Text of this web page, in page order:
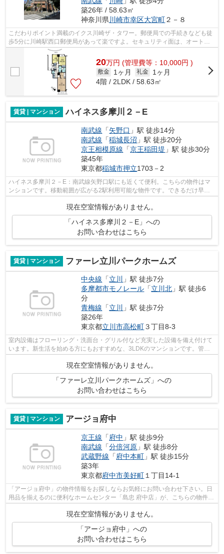
築26年 / 58.63㎡
神奈川県 川崎市幸区大宮町２－８
こだわりポイント満載のイクス川崎ザ・タワー。郵便局での手続きなども徒
歩5分に川崎駅西口郵便局があって楽ですよ。セキュリティ面は、オートロ
ック・TVインターホンなど充実している...
20万円 (管理費等：10,000円 )
敷金 1ヶ月 礼金
1ヶ月
4階 / 2LDK / 58.63㎡
賃貸 | マンション ハイネス多摩川２－E
南武線 「矢野口 」駅 徒歩14分
南武線 「稲城長沼 」駅 徒歩20分
京王相模原線 「京王稲田堤 」駅 徒歩30分
築45年
東京都稲城市押立1703－2
ハイネス多摩川２－E：南武線矢野口駅にも近くて便利。こちらの物件はマ
ンションです。移動範囲が広がる2駅利用可能な物件です。できるだけ早め
現在空室情報がありません。
「ハイネス多摩川２－E」への
お問い合わせはこちら
賃貸 | マンション ファーレ立川パークホームズ
中央線 「立川
」駅 徒歩7分
多摩都市モノレール 「立川北 」駅 徒歩6
分
青梅線 「立川
」駅 徒歩7分
築26年
東京都立川市高松町３丁目8-3
室内設備はフローリング・洗面台・グリル付など充実した設備を備え付けて
います。新生活を始める方にもおすすめな、3LDKのマンションです。管理
人さんの見回りもあるので、防犯効果も...
現在空室情報がありません。
「ファーレ立川パークホームズ」への
お問い合わせはこちら
賃貸 | マンション アージョ府中
京王線 「府中 」駅 徒歩9分
南武線 「分倍河原 」駅 徒歩8分
武蔵野線 「府中本町 」駅 徒歩15分
築3年
東京都府中市美好町 １丁目14-1
「アージョ府中」の物件情報をお探しならお気軽にお問い合わせ下さい。日
用品を揃えるのに便利なホームセンター「島忠 府中店」が、こちらの物件か
現在空室情報がありません。
「アージョ府中」への
お問い合わせはこちら